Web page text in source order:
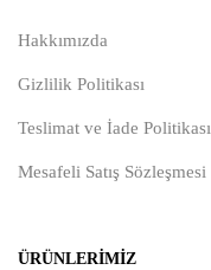
Hakkımızda
Gizlilik Politikası
Teslimat ve İade Politikası
Mesafeli Satış Sözleşmesi
ÜRÜNLERIMIZ